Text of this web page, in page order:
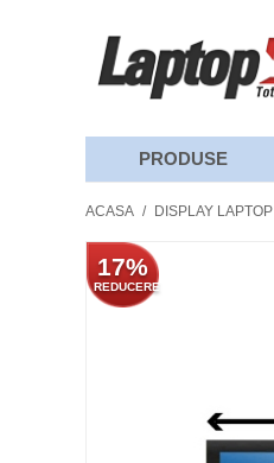
PRODUSE
ACASA / DISPLAY LAPTOP
17%
REDUCERE